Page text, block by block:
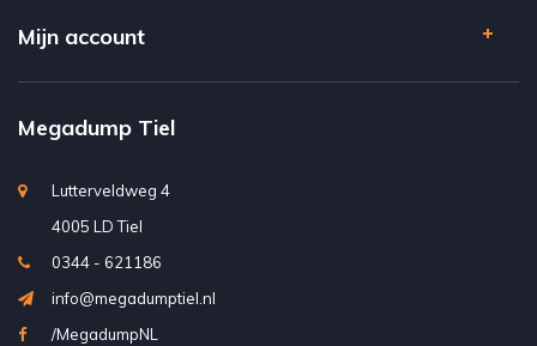
Mijn account
Megadump Tiel
Lutterveldweg 4
4005 LD Tiel
0344 - 621186
info@megadumptiel.nl
/MegadumpNL